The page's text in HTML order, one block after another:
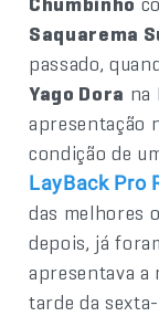
Saquarema
passado,
Yago Dora na
apresentação
condição de
LayBack Pro
das melhores
depois, já
apresentava
tarde da